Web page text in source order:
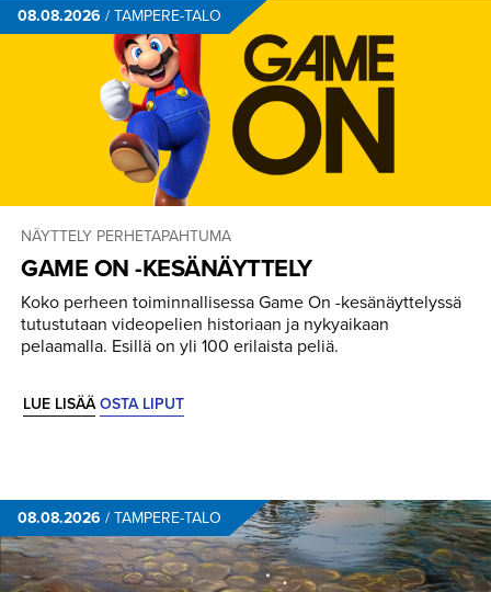
08.08.2026 /TAMPERE-TALO
NÄYTTELY PERHETAPAHTUMA
GAME ON -KESÄNÄYTTELY
Koko perheen toiminnallisessa Game On -kesänäyttelyssä
tutustutaan videopelien historiaan ja nykyaikaan
pelaamalla. Esillä on yli 100 erilaista peliä.
LUE LISÄÄOSTA LIPUT
08.08.2026 /TAMPERE-TALO